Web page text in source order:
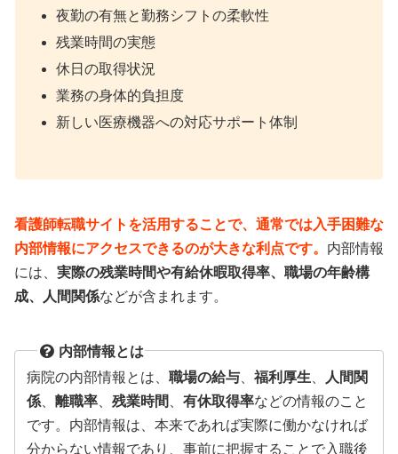
夜勤の有無と勤務シフトの柔軟性
残業時間の実態
休日の取得状況
業務の身体的負担度
新しい医療機器への対応サポート体制
看護師転職サイトを活用することで、通常では入手困難な
内部情報にアクセスできるのが大きな利点です。 内部情報
には、 実際の残業時間や有給休暇取得率、職場の年齢構
成、人間関係などが含まれます。
内部情報とは
病院の内部情報とは、 職場の給与、 福利厚生、
人間関
係、 離職率、 残業時間 、 有休取得率などの情報のこと
です。内部情報は、本来であれば実際に働かなければ
分からない情報であり、事前に把握することで入職後